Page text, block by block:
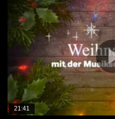
21:41